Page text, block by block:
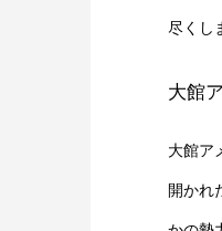
尽くし
大館
大館ア
開かれ